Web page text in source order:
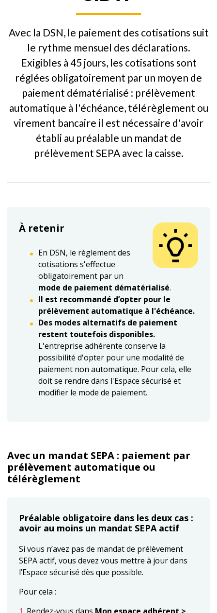
Avec la DSN, le paiement des cotisations suit
le rythme mensuel des déclarations.
Exigibles à 45 jours, les cotisations sont
réglées obligatoirement par un moyen de
paiement dématérialisé : prélèvement
automatique à l'échéance, télérèglement ou
virement bancaire il est nécessaire d'avoir
établi au préalable un mandat de
prélèvement SEPA avec la caisse.
À retenir
En DSN, le règlement des
cotisations s'effectue
obligatoirement par un
mode de paiement dématérialisé.
Il est recommandé d’opter pour le
prélèvement automatique à l'échéance.
Des modes alternatifs de paiement
restent toutefois disponibles.
L'entreprise adhérente conserve la
possibilité d'opter pour une modalité de
paiement non automatique. Pour cela, elle
doit se rendre dans l'Espace sécurisé et
modifier le mode de paiement.
Avec un mandat SEPA : paiement par
prélèvement automatique ou
télérèglement
Préalable obligatoire dans les deux cas :
avoir au moins un mandat SEPA actif
Si vous n’avez pas de mandat de prélèvement
SEPA actif, vous devez vous mettre à jour dans
l’Espace sécurisé dès que possible.
Pour cela :